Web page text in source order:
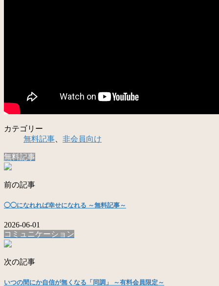
カテゴリー
無料記事
非会員向け
無料記事
前の記事
◯◯になれれば幸せになれる ～無料記事～
2026-06-01
コミュニケーション
次の記事
いつの間にか自信が無くなる「同調」 ～有料会員限定～